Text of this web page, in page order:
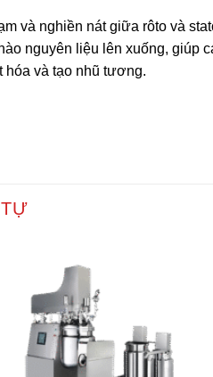
và nghiền nát giữa rôto và
nguyên liệu lên xuống, giúp
hóa và tạo nhũ tương.